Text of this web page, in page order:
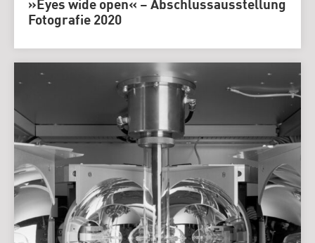
»Eyes wide open« – Abschlussausstellung
Fotografie 2020